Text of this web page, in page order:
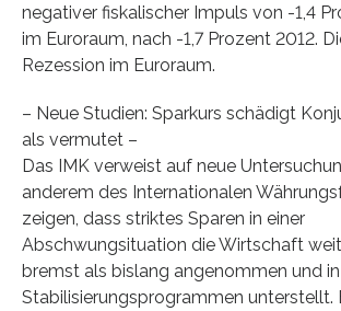
negativer fiskalischer Impuls von -1,4
im Euroraum, nach -1,7 Prozent 2012.
Rezession im Euroraum.
– Neue Studien: Sparkurs schädigt
als vermutet –
Das IMK verweist auf neue
anderem des Internationalen
zeigen, dass striktes Sparen in einer
Abschwungsituation die Wirtschaft
bremst als bislang angenommen und
Stabilisierungsprogrammen unterstellt.